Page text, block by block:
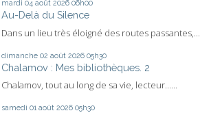
mardi 04 août 2026 06h00
Au-Delà du Silence
Dans un lieu très éloigné des routes passantes,...
dimanche 02 août 2026 05h30
Chalamov : Mes bibliothèques. 2
Chalamov, tout au long de sa vie, lecteur…...
samedi 01 août 2026 05h30